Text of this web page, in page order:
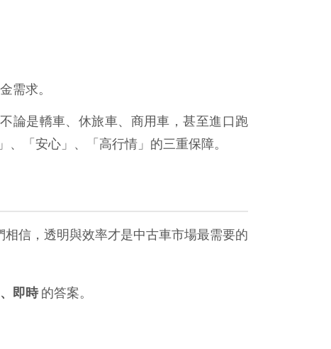
需求。
論是轎車、休旅車、商用車，甚至進口跑
「安心」、「高行情」的三重保障。
信，透明與效率才是中古車市場最需要的
即時 的答案。